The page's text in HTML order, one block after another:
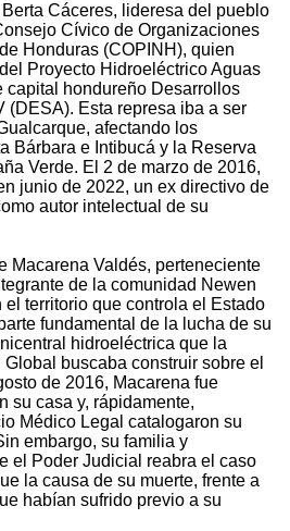
Cáceres, lideresa del pueblo
Cívico de Organizaciones
Honduras (COPINH), quien
Proyecto Hidroeléctrico Aguas
capital hondureño Desarrollos
(DESA). Esta represa iba a ser
afectando los
Bárbara e Intibucá y la Reserva
Verde. El 2 de marzo de 2016,
junio de 2022, un ex directivo de
autor intelectual de su
Macarena Valdés, perteneciente
de la comunidad Newen
territorio que controla el Estado
fundamental de la lucha de su
hidroeléctrica que la
buscaba construir sobre el
de 2016, Macarena fue
su casa y, rápidamente,
Médico Legal catalogaron su
embargo, su familia y
el Poder Judicial reabra el caso
la causa de su muerte, frente a
habían sufrido previo a su